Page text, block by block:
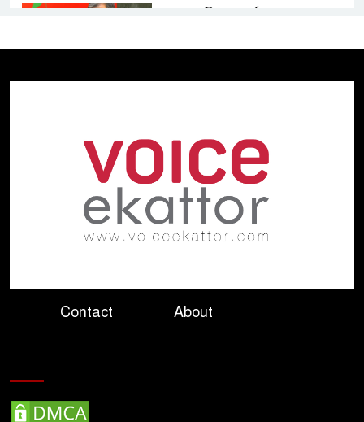
ভারত হাসিনা কার্ড খেলবে, আবার
ড্যাবের প্রতিষ্ঠাবার্ষিকীতে যোগ
রবীন্দ্রনাথের মৃত্যুবার্ষিকীতে ভারতীয়
হাইকমিশনের ‘ইতি রবিস্মরণে’
নদীদূষণ রোধে পরিকল্পনা তৈরির
গণমাধ্যমের স্বার্থ রক্ষায় সাংবাদিক,
Contact About